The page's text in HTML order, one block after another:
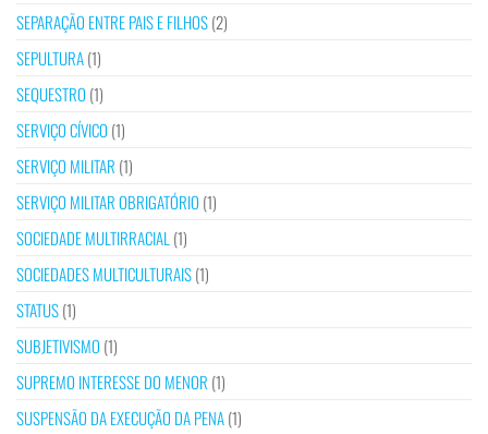
SEPARAÇÃO ENTRE PAIS E FILHOS(2)
SEPULTURA(1)
SEQUESTRO (1)
SERVIÇO CÍVICO (1)
SERVIÇO MILITAR (1)
SERVIÇO MILITAR OBRIGATÓRIO (1)
SOCIEDADE MULTIRRACIAL(1)
SOCIEDADES MULTICULTURAIS(1)
STATUS(1)
SUBJETIVISMO (1)
SUPREMO INTERESSE DO MENOR (1)
SUSPENSÃO DA EXECUÇÃO DA PENA(1)